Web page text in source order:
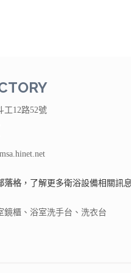
工12路52號
落格 ，了解更多衛浴設備相關訊
鏡櫃 、 浴室洗手台 、 洗衣台